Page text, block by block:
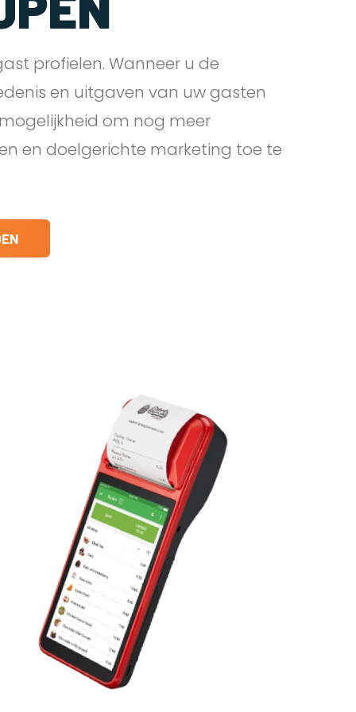
profielen. Wanneer u de
en uitgaven van uw gasten
om nog meer
en doelgerichte marketing toe te